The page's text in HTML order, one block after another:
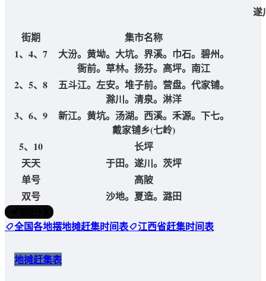
遂
街期
集市名称
1、4、7
大汾。黄坳。大坑。界溪。巾石。碧州。
衙前。草林。扬芬。高坪。南江
2、5、8
五斗江。左安。堆子前。营盘。代家铺。
滁川。清泉。淋洋
3、6、9
新江。黄坑。汤湖。西溪。禾源。下七。
戴家铺乡(七岭)
5、10
长坪
天天
于田。遂川。茨坪
单号
高陂
双号
沙地。夏造。潞田
全国各地摆地摊赶集时间表 江西省赶集时间表
地摊赶集表